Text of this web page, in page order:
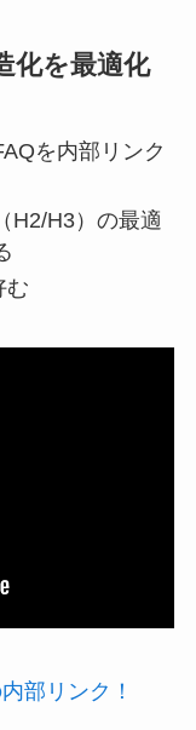
化を最適化
を内部リンク
H2/H3）の最適
む
部リンク！